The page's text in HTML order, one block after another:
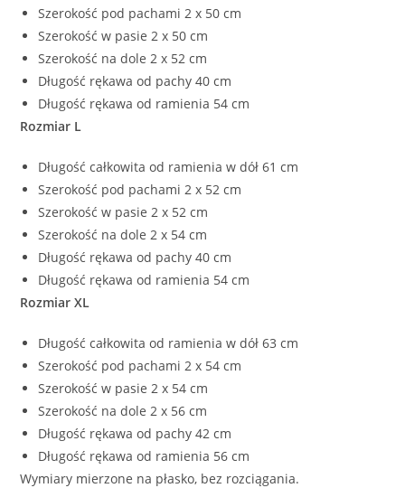
Szerokość pod pachami 2 x 50 cm
Szerokość w pasie 2 x 50 cm
Szerokość na dole 2 x 52 cm
Długość rękawa od pachy 40 cm
Długość rękawa od ramienia 54 cm
Rozmiar L
Długość całkowita od ramienia w dół 61 cm
Szerokość pod pachami 2 x 52 cm
Szerokość w pasie 2 x 52 cm
Szerokość na dole 2 x 54 cm
Długość rękawa od pachy 40 cm
Długość rękawa od ramienia 54 cm
Rozmiar XL
Długość całkowita od ramienia w dół 63 cm
Szerokość pod pachami 2 x 54 cm
Szerokość w pasie 2 x 54 cm
Szerokość na dole 2 x 56 cm
Długość rękawa od pachy 42 cm
Długość rękawa od ramienia 56 cm
Wymiary mierzone na płasko, bez rozciągania.